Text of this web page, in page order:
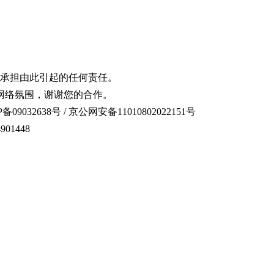
担由此引起的任何责任。
氛围，谢谢您的合作。
09032638号 / 京公网安备11010802022151号